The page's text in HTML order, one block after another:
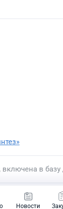
Новости
в базу